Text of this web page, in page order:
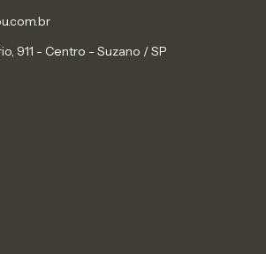
911 - Centro - Suzano / SP